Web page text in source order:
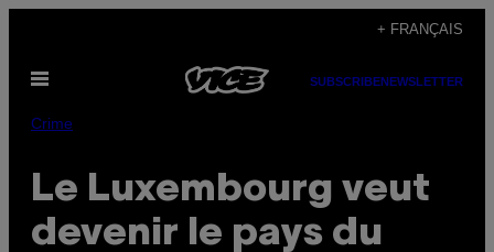
content
+ FRANÇAIS
Open
SUBSCRIBENEWSLETTER
Crime
Le Luxembourg veut
devenir le pays du